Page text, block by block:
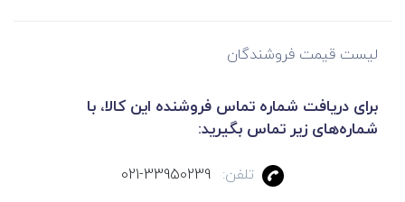
لیست قیمت فروشندگان
برای دریافت شماره تماس فروشنده این کالا، با
شماره‌های زیر تماس بگیرید:
تلفن:
021-33950239